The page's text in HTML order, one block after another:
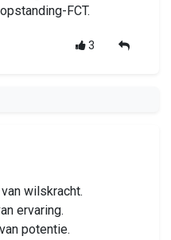
FCT.
3
wilskracht.
ervaring.
potentie.